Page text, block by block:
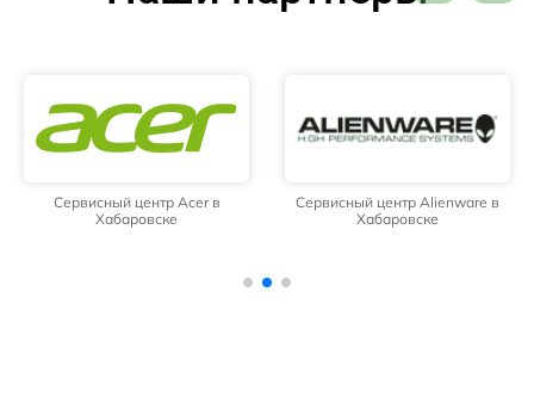
Сервисный центр Acer в
Хабаровске
Сервисный центр Alienware в
Хабаровске